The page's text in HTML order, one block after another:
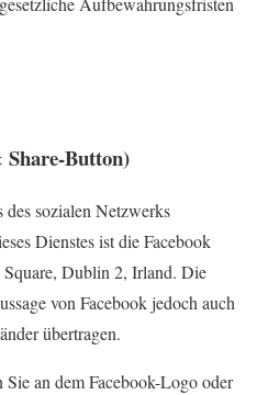
Share-Button)
sozialen Netzwerks
Dienstes ist die Facebook
Dublin 2, Irland. Die
von Facebook jedoch auch
übertragen.
an dem Facebook-Logo oder